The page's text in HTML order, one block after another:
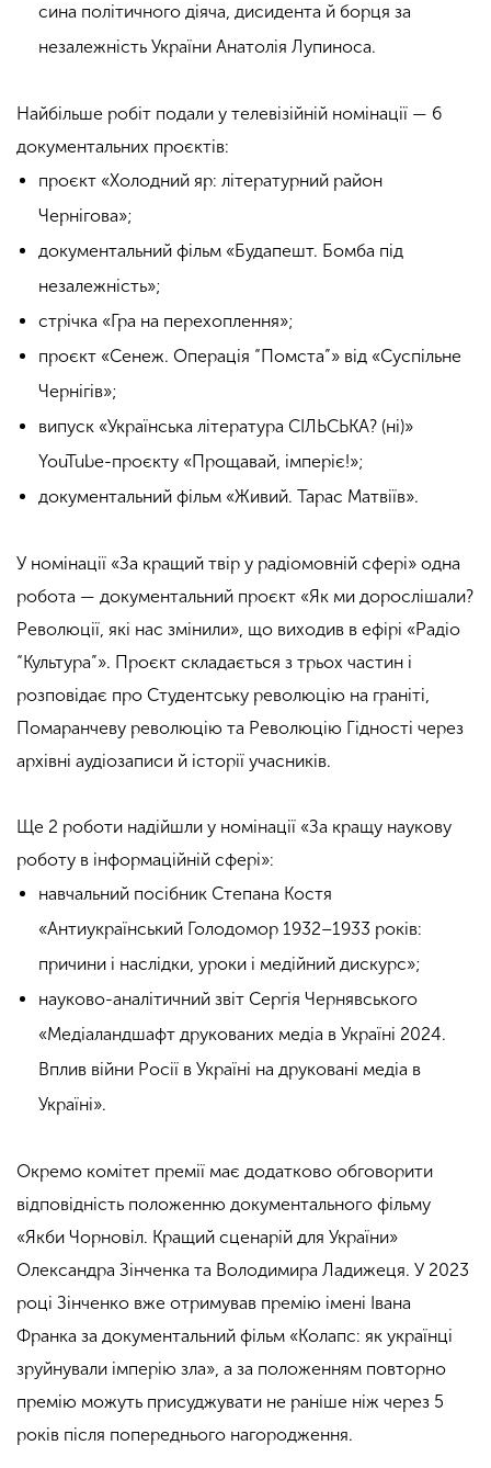
сина політичного діяча, дисидента й борця за
незалежність України Анатолія Лупиноса.
Найбільше робіт подали у телевізійній номінації — 6
документальних проєктів:
проєкт «Холодний яр: літературний район
Чернігова»;
документальний фільм «Будапешт. Бомба під
незалежність»;
стрічка «Гра на перехоплення»;
проєкт «Сенеж. Операція “Помста”» від «Суспільне
Чернігів»;
випуск «Українська література СІЛЬСЬКА? (ні)»
YouTube-проєкту «Прощавай, імперіє!»;
документальний фільм «Живий. Тарас Матвіїв».
У номінації «За кращий твір у радіомовній сфері» одна
робота — документальний проєкт «Як ми дорослішали?
Революції, які нас змінили», що виходив в ефірі «Радіо
“Культура”». Проєкт складається з трьох частин і
розповідає про Студентську революцію на граніті,
Помаранчеву революцію та Революцію Гідності через
архівні аудіозаписи й історії учасників.
Ще 2 роботи надійшли у номінації «За кращу наукову
роботу в інформаційній сфері»:
навчальний посібник Степана Костя
«Антиукраїнський Голодомор 1932–1933 років:
причини і наслідки, уроки і медійний дискурс»;
науково-аналітичний звіт Сергія Чернявського
«Медіаландшафт друкованих медіа в Україні 2024.
Вплив війни Росії в Україні на друковані медіа в
Україні».
Окремо комітет премії має додатково обговорити
відповідність положенню документального фільму
«Якби Чорновіл. Кращий сценарій для України»
Олександра Зінченка та Володимира Ладижеця. У 2023
році Зінченко вже отримував премію імені Івана
Франка за документальний фільм «Колапс: як українці
зруйнували імперію зла», а за положенням повторно
премію можуть присуджувати не раніше ніж через 5
років після попереднього нагородження.